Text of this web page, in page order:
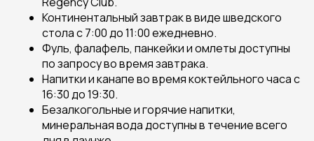
Континентальный завтрак в виде шведского
стола с 7:00 до 11:00 ежедневно.
Фуль, фалафель, панкейки и омлеты доступны
по запросу во время завтрака.
Напитки и канапе во время коктейльного часа с
16:30 до 19:30.
Безалкогольные и горячие напитки,
минеральная вода доступны в течение всего